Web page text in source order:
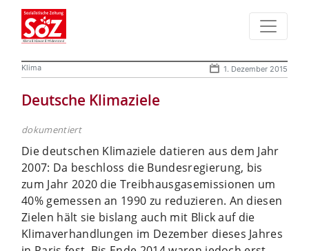
Klima 1. Dezember 2015
Deutsche Klimaziele
dokumentiert
Die deutschen Klimaziele datieren aus dem Jahr
2007: Da beschloss die Bundesregierung, bis
zum Jahr 2020 die Treibhausgasemissionen um
40% gemessen an 1990 zu reduzieren. An diesen
Zielen hält sie bislang auch mit Blick auf die
Klimaverhandlungen im Dezember dieses Jahres